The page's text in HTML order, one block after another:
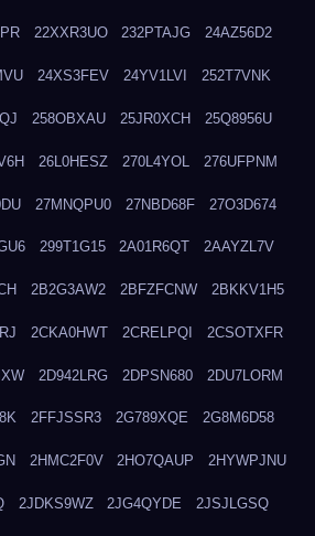
22XXR3UO 232PTAJG 24AZ56D2
24XS3FEV 24YV1LVI 252T7VNK
258OBXAU 25JR0XCH 25Q8956U
26L0HESZ 270L4YOL 276UFPNM
27MNQPU0 27NBD68F 27O3D674
299T1G15 2A01R6QT 2AAYZL7V
2B2G3AW2 2BFZFCNW 2BKKV1H5
2CKA0HWT 2CRELPQI 2CSOTXFR
2D942LRG 2DPSN680 2DU7LORM
2FFJSSR3 2G789XQE 2G8M6D58
2HMC2F0V 2HO7QAUP 2HYWPJNU
2JDKS9WZ 2JG4QYDE 2JSJLGSQ